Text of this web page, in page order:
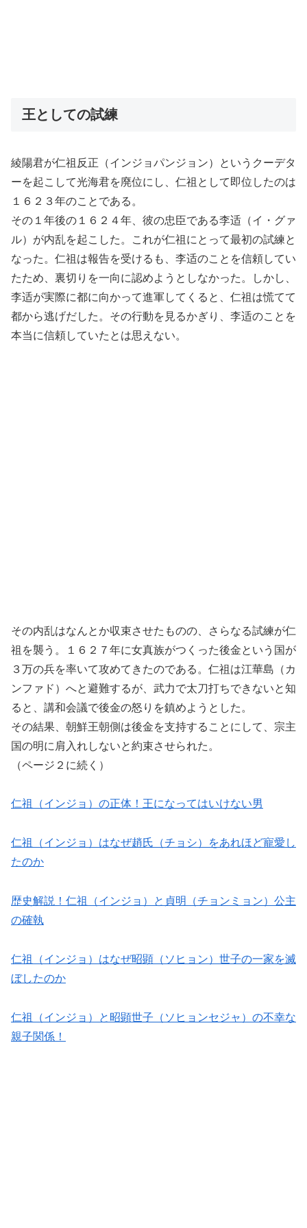
王としての試練
綾陽君が仁祖反正（インジョパンジョン）というクーデタ
ーを起こして光海君を廃位にし、仁祖として即位したのは
１６２３年のことである。
その１年後の１６２４年、彼の忠臣である李适（イ・グァ
ル）が内乱を起こした。これが仁祖にとって最初の試練と
なった。仁祖は報告を受けるも、李适のことを信頼してい
たため、裏切りを一向に認めようとしなかった。しかし、
李适が実際に都に向かって進軍してくると、仁祖は慌てて
都から逃げだした。その行動を見るかぎり、李适のことを
本当に信頼していたとは思えない。
その内乱はなんとか収束させたものの、さらなる試練が仁
祖を襲う。１６２７年に女真族がつくった後金という国が
３万の兵を率いて攻めてきたのである。仁祖は江華島（カ
ンファド）へと避難するが、武力で太刀打ちできないと知
ると、講和会議で後金の怒りを鎮めようとした。
その結果、朝鮮王朝側は後金を支持することにして、宗主
国の明に肩入れしないと約束させられた。
（ページ２に続く）
仁祖（インジョ）の正体！王になってはいけない男
仁祖（インジョ）はなぜ趙氏（チョシ）をあれほど寵愛し
たのか
歴史解説！仁祖（インジョ）と貞明（チョンミョン）公主
の確執
仁祖（インジョ）はなぜ昭顕（ソヒョン）世子の一家を滅
ぼしたのか
仁祖（インジョ）と昭顕世子（ソヒョンセジャ）の不幸な
親子関係！